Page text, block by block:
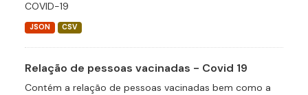
COVID-19
JSON CSV
Relação de pessoas vacinadas - Covid 19
Contém a relação de pessoas vacinadas bem como a